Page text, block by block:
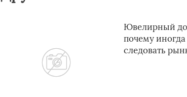
Ювелирный
почему
следовать